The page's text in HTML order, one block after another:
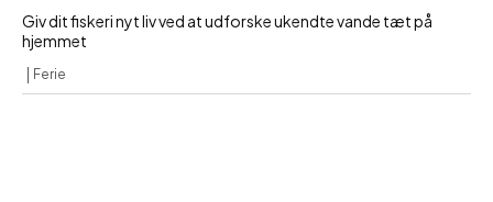
Giv dit fiskeri nyt liv ved at udforske ukendte vande tæt på
hjemmet
Ferie